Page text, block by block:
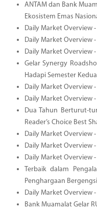
ANTAM dan Bank
Ekosistem Emas
Daily Market Overview -
Daily Market Overview -
Daily Market Overview -
Gelar Synergy
Hadapi Semester
Daily Market Overview -
Daily Market Overview -
Dua Tahun Berturut-
Reader’s Choice Best
Daily Market Overview -
Daily Market Overview -
Daily Market Overview -
Terbaik dalam
Penghargaan Bergengsi
Daily Market Overview -
Bank Muamalat Gelar